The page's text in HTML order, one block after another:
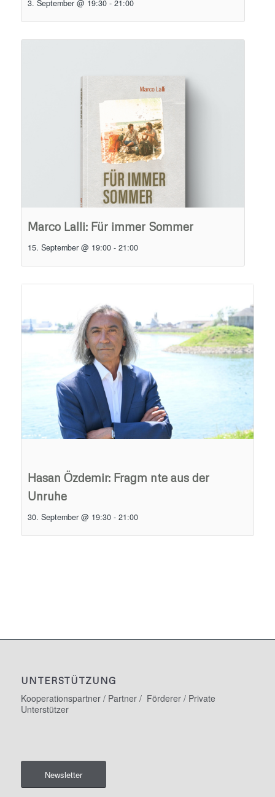
3. September @ 19:30 - 21:00
Marco Lalli: Für immer Sommer
15. September @ 19:00 - 21:00
Hasan Özdemir: Fragm nte aus der
Unruhe
30. September @ 19:30 - 21:00
UNTERSTÜTZUNG
Kooperationspartner / Partner / Förderer / Private
Unterstützer
Newsletter